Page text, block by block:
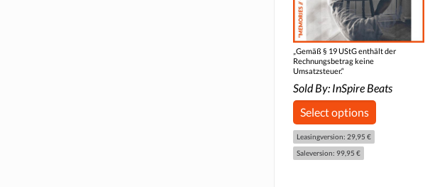
„Gemäß § 19 UStG enthält der
Rechnungsbetrag keine
Umsatzsteuer.“
Sold By: InSpire Beats
Select options
Leasingversion: 29,95 €
Saleversion: 99,95 €